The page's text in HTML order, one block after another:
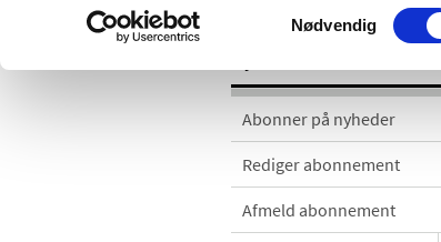
Samtykkevalg
Nødvendig
Abonner på nyheder
Rediger abonnement
Afmeld abonnement